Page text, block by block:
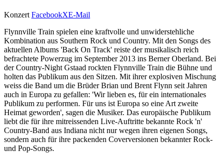
Konzert FacebookXE-Mail
Flynnville Train spielen eine kraftvolle und unwiderstehliche
Kombination aus Southern Rock und Country. Mit den Songs des
aktuellen Albums 'Back On Track' reiste der musikalisch reich
befrachtete Powerzug im September 2013 ins Berner Oberland. Bei
der Country-Night Gstaad rockten Flynnville Train die Bühne und
holten das Publikum aus den Sitzen. Mit ihrer explosiven Mischung
weiss die Band um die Brüder Brian und Brent Flynn seit Jahren
auch in Europa zu gefallen: 'Wir lieben es, für ein internationales
Publikum zu performen. Für uns ist Europa so eine Art zweite
Heimat geworden', sagen die Musiker. Das europäische Publikum
liebt die für ihre mitreissenden Live-Auftritte bekannte Rock 'n'
Country-Band aus Indiana nicht nur wegen ihren eigenen Songs,
sondern auch für ihre packenden Coverversionen bekannter Rock-
und Pop-Songs.